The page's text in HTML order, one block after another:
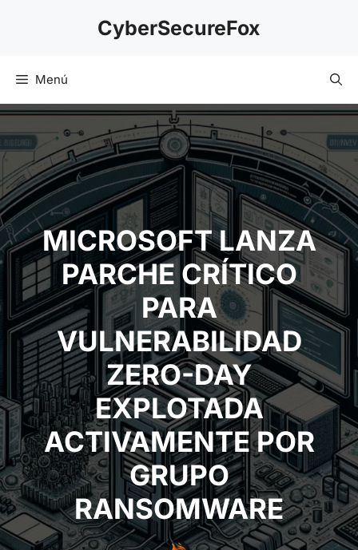
CyberSecureFox
Menú
MICROSOFT LANZA
PARCHE CRÍTICO
PARA
VULNERABILIDAD
ZERO-DAY
EXPLOTADA
ACTIVAMENTE POR
GRUPO
RANSOMWARE